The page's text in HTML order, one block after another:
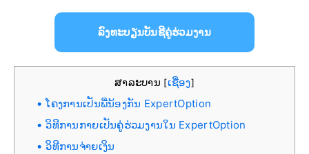
ລົງທະບຽນບັນຊີຄູ່ຮ່ວມງານ
ສາລະບານ [ເຊື່ອງ]
ໂຄງການເປັນພີ່ນ້ອງກັນ ExpertOption
ວິທີການກາຍເປັນຄູ່ຮ່ວມງານໃນ ExpertOption
ວິທີການຈ່າຍເງິນ